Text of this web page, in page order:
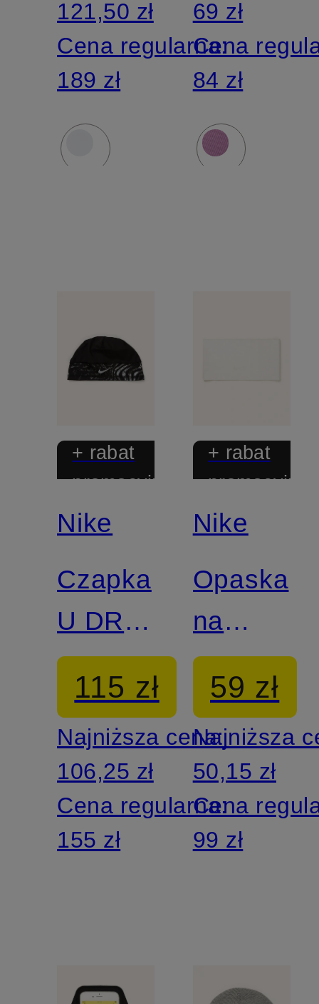
FLY
121,50 zł
Cena regularna:
189 zł
69 zł
Cena
84 zł
+ rabat
promocyjny
Nike
Czapka
U DRI-
FIT
TERRA
115 zł
Najniższa cena:
106,25 zł
Cena regularna:
155 zł
+ rabat
promocyjny
Nike
Opaska
na
głowę
FURY
ELEVATE
59 zł
Najniższa
50,15 zł
Cena
99 zł